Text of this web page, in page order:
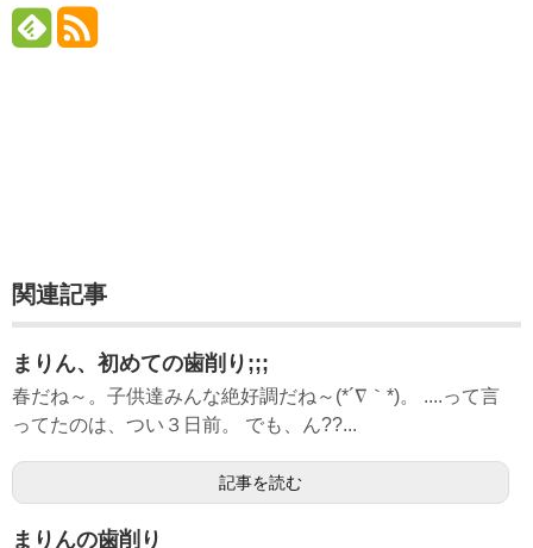
関連記事
まりん、初めての歯削り;;;
春だね～。子供達みんな絶好調だね～(*´∇｀*)。 ....って言
ってたのは、つい３日前。 でも、ん??...
記事を読む
まりんの歯削り